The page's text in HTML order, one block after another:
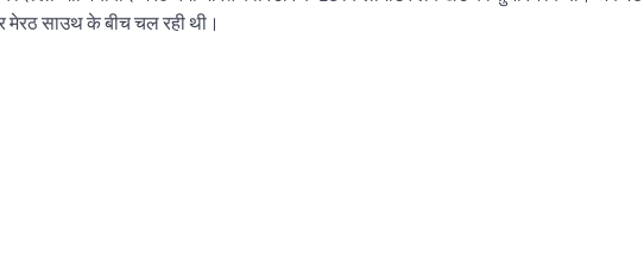
मेरठ साउथ के बीच चल रही थी।